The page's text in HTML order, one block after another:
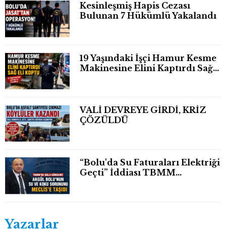
Kesinleşmiş Hapis Cezası
Bulunan 7 Hükümlü Yakalandı
19 Yaşındaki İşçi Hamur Kesme
Makinesine Elini Kaptırdı Sağ
VALİ DEVREYE GİRDİ, KRİZ
ÇÖZÜLDÜ
“Bolu'da Su Faturaları Elektriği
Geçti” İddiası TBMM
Yazarlar